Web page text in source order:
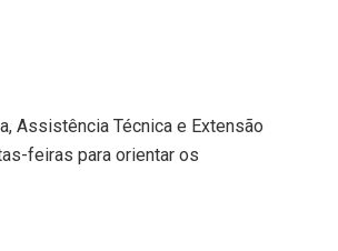
Assistência Técnica e Extensão
feiras para orientar os